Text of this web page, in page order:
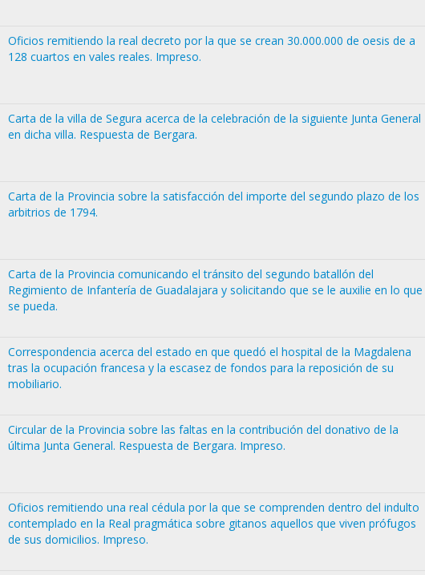
Oficios remitiendo la real decreto por la que se crean 30.000.000 de oesis de a
128 cuartos en vales reales. Impreso.
Carta de la villa de Segura acerca de la celebración de la siguiente Junta General
en dicha villa. Respuesta de Bergara.
Carta de la Provincia sobre la satisfacción del importe del segundo plazo de los
arbitrios de 1794.
Carta de la Provincia comunicando el tránsito del segundo batallón del
Regimiento de Infantería de Guadalajara y solicitando que se le auxilie en lo que
se pueda.
Correspondencia acerca del estado en que quedó el hospital de la Magdalena
tras la ocupación francesa y la escasez de fondos para la reposición de su
mobiliario.
Circular de la Provincia sobre las faltas en la contribución del donativo de la
última Junta General. Respuesta de Bergara. Impreso.
Oficios remitiendo una real cédula por la que se comprenden dentro del indulto
contemplado en la Real pragmática sobre gitanos aquellos que viven prófugos
de sus domicilios. Impreso.